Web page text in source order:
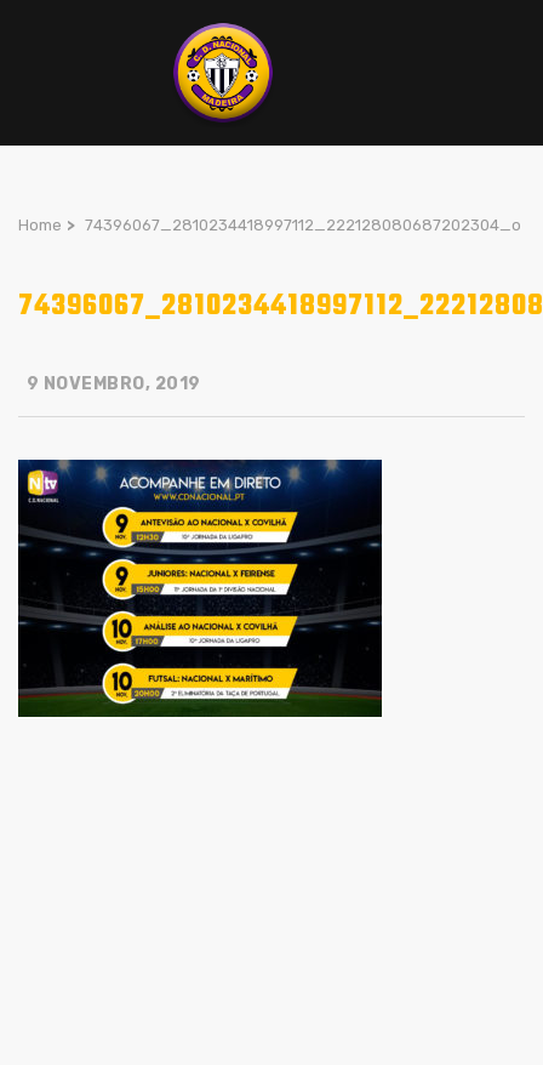
Home > 74396067_2810234418997112_222128080687202304_o
9 NOVEMBRO, 2019